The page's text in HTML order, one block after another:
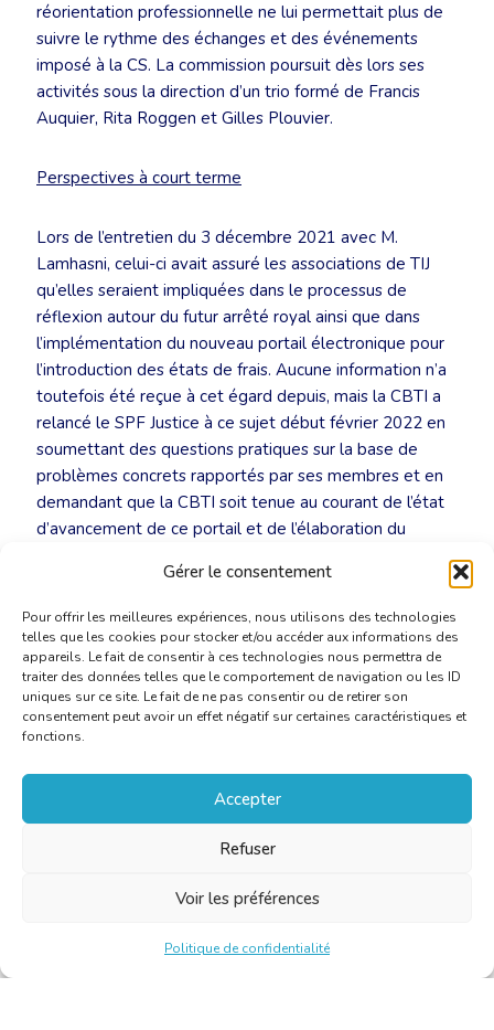
Gérer le consentement
Pour offrir les meilleures expériences, nous utilisons des technologies
telles que les cookies pour stocker et/ou accéder aux informations des
appareils. Le fait de consentir à ces technologies nous permettra de
traiter des données telles que le comportement de navigation ou les ID
uniques sur ce site. Le fait de ne pas consentir ou de retirer son
consentement peut avoir un effet négatif sur certaines caractéristiques et
fonctions.
Accepter
Refuser
Voir les préférences
Politique de confidentialité
réorientation professionnelle ne lui permettait plus de
suivre le rythme des échanges et des événements
imposé à la CS. La commission poursuit dès lors ses
activités sous la direction d’un trio formé de Francis
Auquier, Rita Roggen et Gilles Plouvier.
Perspectives à court terme
Lors de l’entretien du 3 décembre 2021 avec M.
Lamhasni, celui-ci avait assuré les associations de TIJ
qu’elles seraient impliquées dans le processus de
réflexion autour du futur arrêté royal ainsi que dans
l’implémentation du nouveau portail électronique pour
l’introduction des états de frais. Aucune information n’a
toutefois été reçue à cet égard depuis, mais la CBTI a
relancé le SPF Justice à ce sujet début février 2022 en
soumettant des questions pratiques sur la base de
problèmes concrets rapportés par ses membres et en
demandant que la CBTI soit tenue au courant de l’état
d’avancement de ce portail et de l’élaboration du